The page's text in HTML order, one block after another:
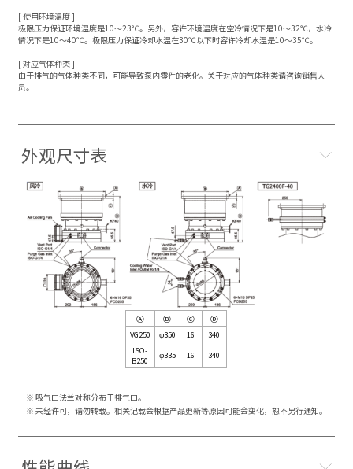
[ 使用环境温度 ]
极限压力保证环境温度是10～23℃。另外，容许环境温度在空冷情况下是10～32℃，水冷
情况下是10～40℃。极限压力保证冷却水温在30℃以下时容许冷却水温是10～35℃。
[ 对应气体种类 ]
由于排气的气体种类不同，可能导致泵内零件的老化。关于对应的气体种类请咨询销售人
员。
外观尺寸表
Ⓐ Ⓑ Ⓒ
Ⓓ
VG250
φ350 16
340
ISO-
B250
φ335 16 340
※ 吸气口法兰对称分布于排气口。
※ 未经许可，请勿转载。相关记载会根据产品更新等原因可能会变化，恕不另行通知。